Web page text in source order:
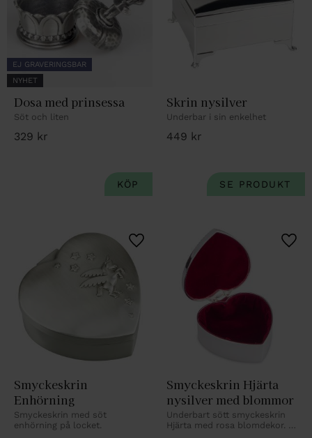
EJ GRAVERINGSBAR
NYHET
Dosa med prinsessa
Söt och liten
329 kr
Skrin nysilver
Underbar i sin enkelhet
449 kr
Smyckeskrin
Enhörning
Smyckeskrin med söt
enhörning på locket.
Lägg till i favoriter
Smyckeskrin Hjärta
nysilver med blommor
Underbart sött smyckeskrin
Hjärta med rosa blomdekor.